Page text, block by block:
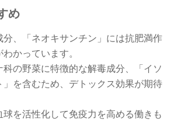
め
、「ネオキサンチン」には抗肥満作
かっています。
科の野菜に特徴的な解毒成分、「イソ
」を含むため、デトックス効果が期待
球を活性化して免疫力を高める働きも